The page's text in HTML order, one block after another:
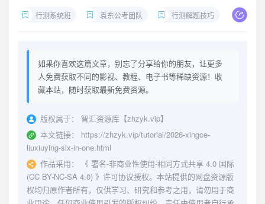
行测系统班 袁东公考团队 行测解题技巧 2026
如果你喜欢这篇文章，别忘了分享给你的朋友，让更多
人免费获取不同的影视、教程、电子书等稀缺资源！收
藏本站，随时获取最新免费资源。
版权属于：
智汇资源库【zhzyk.vip】
本文链接：
https://zhzyk.vip/tutorial/2026-xingce-
liuxiuying-six-in-one.html
作品采用：
《 署名-非商业性使用-相同方式共享 4.0 国际
(CC BY-NC-SA 4.0) 》许可协议授权。本站提供的网盘资源版
权均归原作者所有，仅供学习、研究和参考之用，请勿用于商